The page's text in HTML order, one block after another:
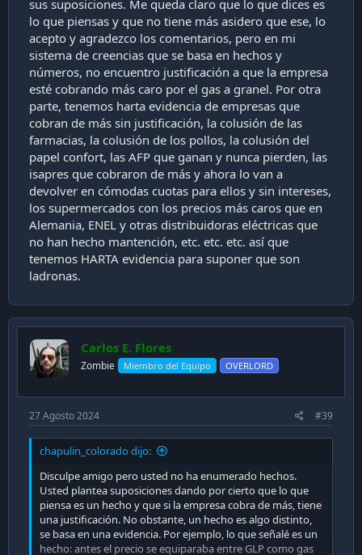
sus suposiciones. Me queda claro que lo que dices es
lo que piensas y que no tiene más asidero que ese, lo
acepto y agradezco los comentarios, pero en mi
sistema de creencias que se basa en hechos y
números, no encuentro justificación a que la empresa
esté cobrando más caro por el gas a granel. Por otra
parte, tenemos harta evidencia de empresas que
cobran de más sin justificación, la colusión de las
farmacias, la colusión de los pollos, la colusión del
papel confort, las AFP que ganan y nunca pierden, las
isapres que cobraron de más y ahora lo van a
devolver en cómodas cuotas para ellos y sin intereses,
los supermercados con los precios más caros que en
Alemania, ENEL y otras distribuidoras eléctricas que
no han hecho mantención, etc. etc. etc. así que
tenemos HARTA evidencia para suponer que son
ladronas.
Carlos E. Flores
Zombie Miembro del Equipo OVERLORD
27 Agosto 2024 #39
chapulin_colorado dijo:
Disculpe amigo pero usted no ha enumerado hechos.
Usted plantea suposiciones dando por cierto que lo que
piensa es un hecho y que si la empresa cobra de más, tiene
una justificación. No obstante, un hecho es algo distinto,
se basa en una evidencia. Por ejemplo, lo que señalé es un
hecho: antes el precio se equiparaba entre GLP como gas